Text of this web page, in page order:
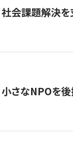
社会課題解決を
小さなNPOを後